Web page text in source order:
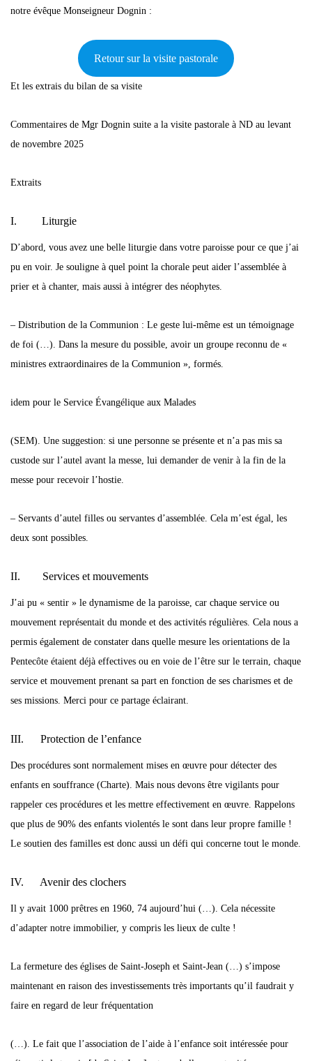
notre évêque Monseigneur Dognin :
Retour sur la visite pastorale
Et les extrais du bilan de sa visite
Commentaires de Mgr Dognin suite a la visite pastorale à ND au levant
de novembre 2025
Extraits
I. Liturgie
D’abord, vous avez une belle liturgie dans votre paroisse pour ce que j’ai
pu en voir. Je souligne à quel point la chorale peut aider l’assemblée à
prier et à chanter, mais aussi à intégrer des néophytes.
– Distribution de la Communion : Le geste lui-même est un témoignage
de foi (…). Dans la mesure du possible, avoir un groupe reconnu de «
ministres extraordinaires de la Communion », formés.
idem pour le Service Évangélique aux Malades
(SEM). Une suggestion: si une personne se présente et n’a pas mis sa
custode sur l’autel avant la messe, lui demander de venir à la fin de la
messe pour recevoir l’hostie.
– Servants d’autel filles ou servantes d’assemblée. Cela m’est égal, les
deux sont possibles.
II. Services et mouvements
J’ai pu « sentir » le dynamisme de la paroisse, car chaque service ou
mouvement représentait du monde et des activités régulières. Cela nous a
permis également de constater dans quelle mesure les orientations de la
Pentecôte étaient déjà effectives ou en voie de l’être sur le terrain, chaque
service et mouvement prenant sa part en fonction de ses charismes et de
ses missions. Merci pour ce partage éclairant.
III. Protection de l’enfance
Des procédures sont normalement mises en œuvre pour détecter des
enfants en souffrance (Charte). Mais nous devons être vigilants pour
rappeler ces procédures et les mettre effectivement en œuvre. Rappelons
que plus de 90% des enfants violentés le sont dans leur propre famille !
Le soutien des familles est donc aussi un défi qui concerne tout le monde.
IV. Avenir des clochers
Il y avait 1000 prêtres en 1960, 74 aujourd’hui (…). Cela nécessite
d’adapter notre immobilier, y compris les lieux de culte !
La fermeture des églises de Saint-Joseph et Saint-Jean (…) s’impose
maintenant en raison des investissements très importants qu’il faudrait y
faire en regard de leur fréquentation
(…). Le fait que l’association de l’aide à l’enfance soit intéressée pour